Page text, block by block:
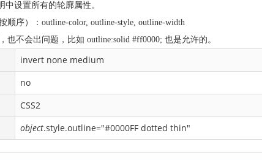
中设置所有的轮廓属性。
顺序）：outline-color, outline-style, outline-width
也不会出问题，比如 outline:solid #ff0000; 也是允许的。
invert none medium
no
CSS2
object.style.outline="#0000FF dotted thin"